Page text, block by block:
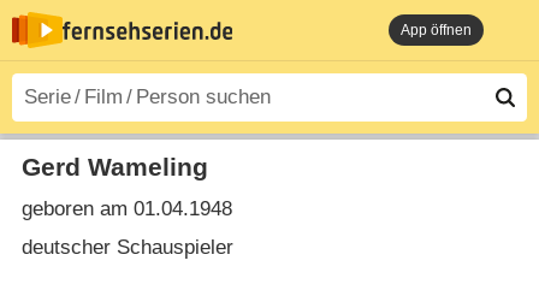
App öffnen
Gerd Wameling
geboren am 01.04.1948
deutscher Schauspieler